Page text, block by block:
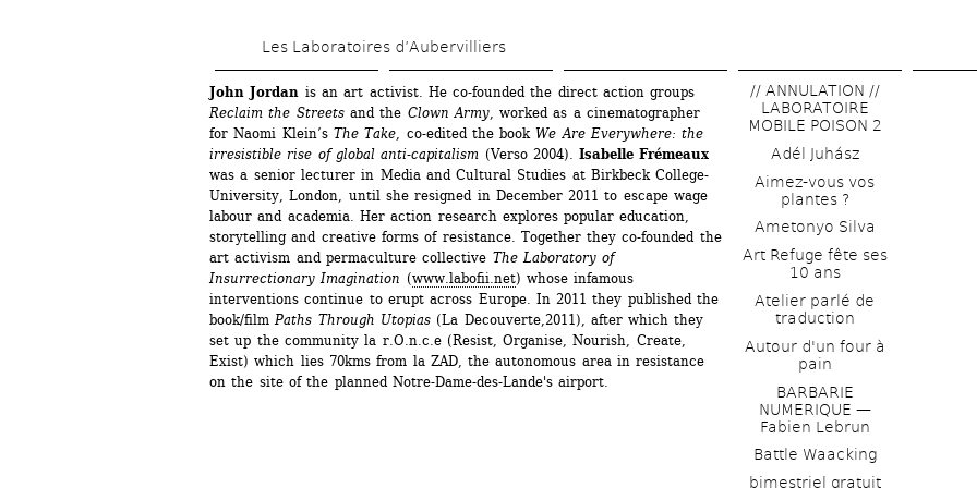
main
content
Les Laboratoires d’Aubervilliers
John Jordan is an art activist. He co-founded the direct action groups
Reclaim the Streetsand the Clown Army, worked as a cinematographer
for Naomi Klein’s The Take, co-edited the book We Are Everywhere: the
irresistible rise of global anti-capitalism (Verso 2004). Isabelle Frémeaux
was a senior lecturer in Media and Cultural Studies at Birkbeck College-
University, London, until she resigned in December 2011 to escape wage
labour and academia. Her action research explores popular education,
storytelling and creative forms of resistance. Together they co-founded the
art activism and permaculture collective The Laboratory of
Insurrectionary Imagination (www.labofii.net) whose infamous
interventions continue to erupt across Europe. In 2011 they published the
book/film Paths Through Utopias(La Decouverte,2011), after which they
set up the community la r.O.n.c.e (Resist, Organise, Nourish, Create,
Exist) which lies 70kms from la ZAD, the autonomous area in resistance
on the site of the planned Notre-Dame-des-Lande's airport.
// ANNULATION //
LABORATOIRE
MOBILE POISON 2
Adél Juhász
Aimez-vous vos
plantes ?
Ametonyo Silva
Art Refuge fête ses
10 ans
Atelier parlé de
traduction
Autour d'un four à
pain
BARBARIE
NUMERIQUE —
Fabien Lebrun
Battle Waacking
bimestriel gratuit